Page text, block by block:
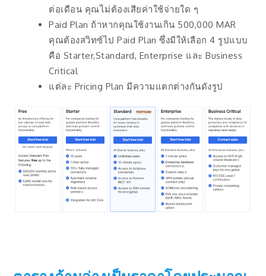
ต่อเดือน คุณไม่ต้องเสียค่าใช้จ่ายใด ๆ
Paid Plan ถ้าหากคุณใช้งานเกิน 500,000 MAR
คุณต้องสวิทซ์ไป Paid Plan ซึ่งมีให้เลือก 4 รูปแบบ
คือ Starter,Standard, Enterprise และ Business
Critical
แต่ละ Pricing Plan มีความแตกต่างกันดังรูป